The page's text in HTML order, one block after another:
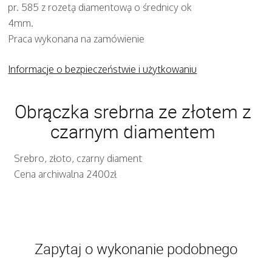
pr. 585 z rozetą diamentową o średnicy ok
4mm.
Praca wykonana na zamówienie
Informacje o bezpieczeństwie i użytkowaniu
Obrączka srebrna ze złotem z
czarnym diamentem
Srebro, złoto, czarny diament
Cena archiwalna 2400zł
Zapytaj o wykonanie podobnego